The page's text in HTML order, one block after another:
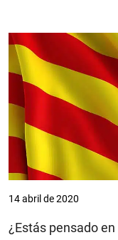
14 abril de 2020
¿Estás pensado